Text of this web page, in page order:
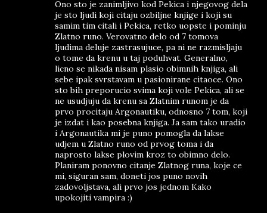
Ono sto je zanimljivo kod Pekica i njegovog dela
je sto ljudi koji citaju ozbiljne knjige i koji su
samim tim citali i Pekica, retko uopste i pominju
Zlatno runo. Verovatno delo od 7 tomova
ljudima deluje zastrasujuce, pa ni ne razmisljaju
o tome da krenu u taj poduhvat. Generalno,
licno se nikada nisam plasio obimnih knjiga, ali
sebe ipak svrstavam u pasionirane citaoce. Ono
sto bih preporucio svima koji vole Pekica, ali se
ne usudjuju da krenu sa Zlatnim runom je da
prvo procitaju Argonautiku, odnosno 7 tom, koji
je izdat i kao posebna knjiga. Ja sam tako uradio
i Argonautika mi je puno pomogla da lakse
udjem u Zlatno runo od prvog toma i da
naprosto lakse plovim kroz to obimno delo.
Planiram ponovno citanje Zlatnog runa, koje ce
mi, siguran sam, doneti jos puno novih
zadovoljstava, ali prvo jos jednom Kako
upokojiti vampira :)